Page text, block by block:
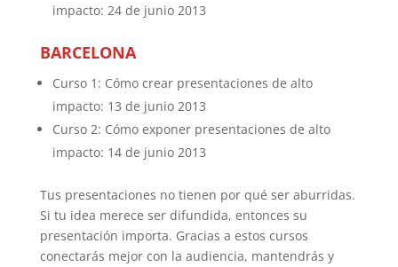
impacto: 24 de junio 2013
BARCELONA
Curso 1: Cómo crear presentaciones de alto
impacto: 13 de junio 2013
Curso 2: Cómo exponer presentaciones de alto
impacto: 14 de junio 2013
Tus presentaciones no tienen por qué ser aburridas.
Si tu idea merece ser difundida, entonces su
presentación importa. Gracias a estos cursos
conectarás mejor con la audiencia, mantendrás y